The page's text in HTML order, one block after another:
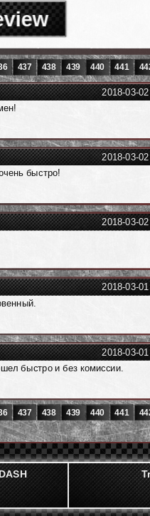
437 438 439 440 441
2018-03-02
2018-03-02
быстро!
2018-03-02
2018-03-01
2018-03-01
быстро и без комиссии.
437 438 439 440 441